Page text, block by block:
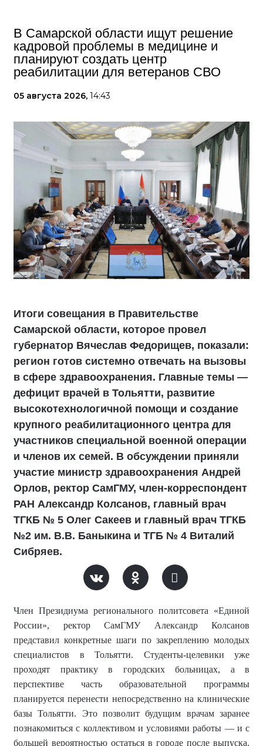
В Самарской области ищут решение
кадровой проблемы в медицине и
планируют создать центр
реабилитации для ветеранов СВО
05 августа 2026, 14:43
Итоги совещания в Правительстве
Самарской области, которое провел
губернатор Вячеслав Федорищев, показали:
регион готов системно отвечать на вызовы
в сфере здравоохранения. Главные темы —
дефицит врачей в Тольятти, развитие
высокотехнологичной помощи и создание
крупного реабилитационного центра для
участников специальной военной операции
и членов их семей. В обсуждении приняли
участие министр здравоохранения Андрей
Орлов, ректор СамГМУ, член-корреспондент
РАН Александр Колсанов, главный врач
ТГКБ № 5 Олег Сакеев и главный врач ТГКБ
№2 им. В.В. Баныкина и ТГБ № 4 Виталий
Сибряев.
Член Президиума регионального политсовета «Единой
России», ректор СамГМУ
Александр Колсанов
представил конкретные шаги по закреплению молодых
специалистов в Тольятти. Студенты-целевики уже
проходят практику в городских больницах, а в
перспективе часть образовательной программы
планируется перенести непосредственно на клинические
базы Тольятти. Это позволит будущим врачам заранее
познакомиться с коллективом и условиями работы — и с
большей вероятностью остаться в городе после выпуска.